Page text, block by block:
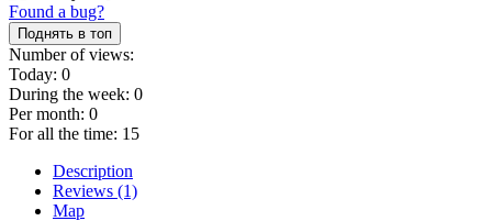
Found a bug?
Поднять в топ
Number of views:
Today: 0
During the week: 0
Per month: 0
For all the time: 15
Description
Reviews (1)
Map